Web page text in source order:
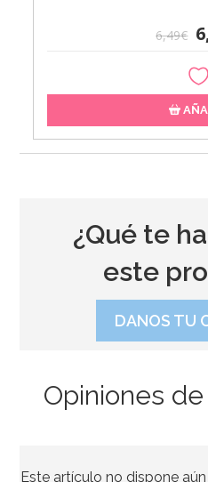
6,49€
¿Qué te
este
DANOS TU
Opiniones
Este artículo no dispone